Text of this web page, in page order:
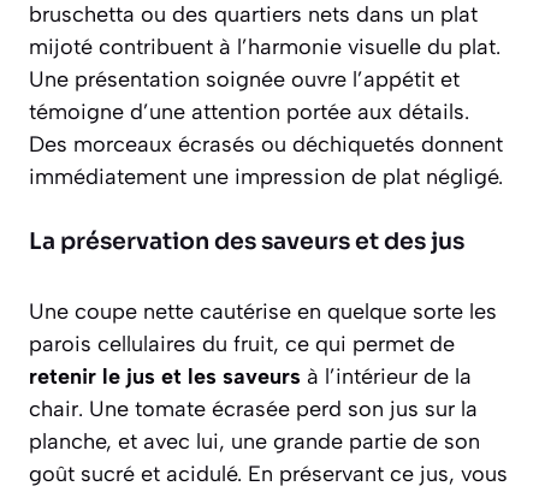
bruschetta ou des quartiers nets dans un plat
mijoté contribuent à l’harmonie visuelle du plat.
Une présentation soignée ouvre l’appétit et
témoigne d’une attention portée aux détails.
Des morceaux écrasés ou déchiquetés donnent
immédiatement une impression de plat négligé.
La préservation des saveurs et des jus
Une coupe nette cautérise en quelque sorte les
parois cellulaires du fruit, ce qui permet de
retenir le jus et les saveurs à l’intérieur de la
chair. Une tomate écrasée perd son jus sur la
planche, et avec lui, une grande partie de son
goût sucré et acidulé. En préservant ce jus, vous